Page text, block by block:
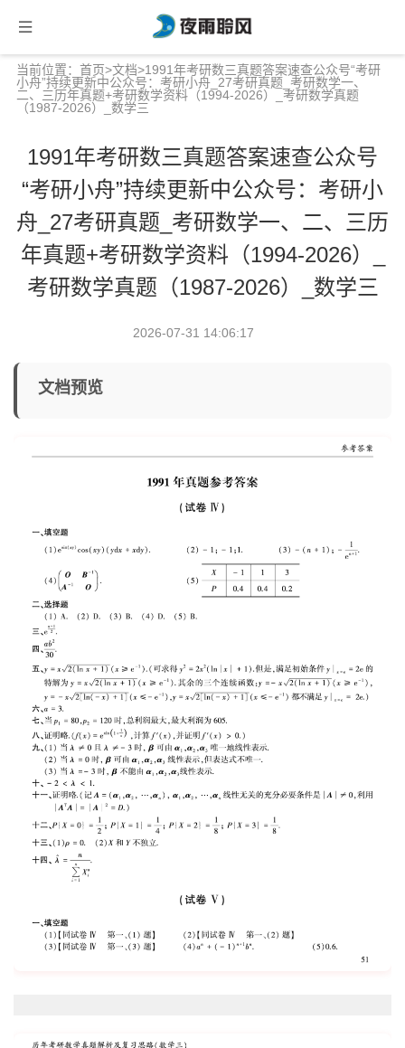
当前位置： 首页>文档>1991年考研数三真题答案速查公众号“考研
小舟”持续更新中公众号：考研小舟_27考研真题_考研数学一、
二、三历年真题+考研数学资料（1994-2026）_考研数学真题
（1987-2026）_数学三
1991年考研数三真题答案速查公众号
“考研小舟”持续更新中公众号：考研小
舟_27考研真题_考研数学一、二、三历
年真题+考研数学资料（1994-2026）_
考研数学真题（1987-2026）_数学三
2026-07-31 14:06:17
文档预览